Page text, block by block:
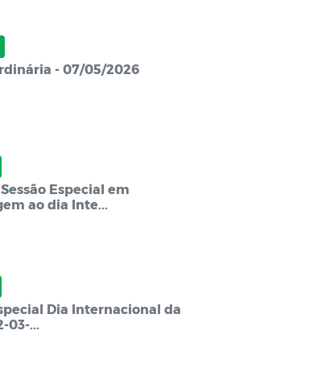
- 07/05/2026
Especial em
ao dia Inte...
Dia Internacional da
...